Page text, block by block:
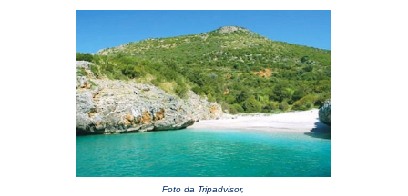
Foto da Tripadvisor,